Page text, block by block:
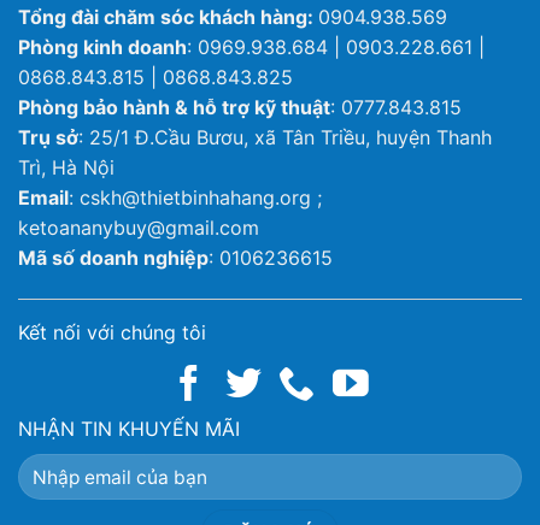
Tổng đài chăm sóc khách hàng: 0904.938.569
Phòng kinh doanh: 0969.938.684 | 0903.228.661 |
0868.843.815 | 0868.843.825
Phòng bảo hành & hỗ trợ kỹ thuật: 0777.843.815
Trụ sở: 25/1 Đ.Cầu Bươu, xã Tân Triều, huyện Thanh
Trì, Hà Nội
Email: cskh@thietbinhahang.org ;
ketoananybuy@gmail.com
Mã số doanh nghiệp: 0106236615
Kết nối với chúng tôi
NHẬN TIN KHUYẾN MÃI